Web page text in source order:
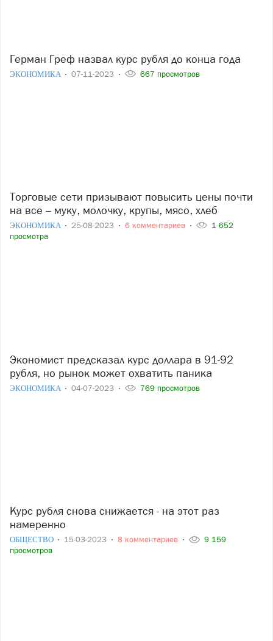
Герман Греф назвал курс рубля до конца года
ЭКОНОМИКА 07-11-2023 667 просмотров
Торговые сети призывают повысить цены почти
на все – муку, молочку, крупы, мясо, хлеб
ЭКОНОМИКА 25-08-2023 6 комментариев
1 652
просмотра
Экономист предсказал курс доллара в 91-92
рубля, но рынок может охватить паника
ЭКОНОМИКА 04-07-2023 769 просмотров
Курс рубля снова снижается - на этот раз
намеренно
ОБЩЕСТВО 15-03-2023 8 комментариев
9 159
просмотров